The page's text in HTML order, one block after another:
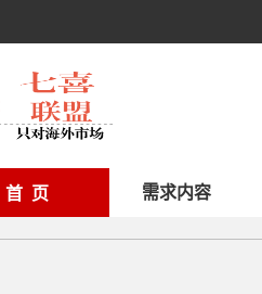
首 页 需求内容